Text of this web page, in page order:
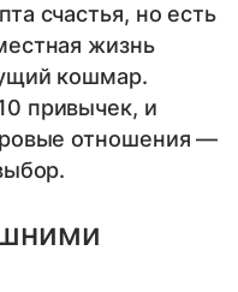
счастья, но есть
жизнь
кошмар.
привычек, и
отношения —